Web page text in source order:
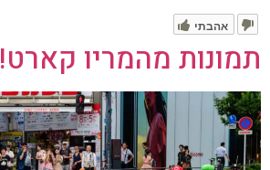
אהבתי
תמונות מהמריו קארט!